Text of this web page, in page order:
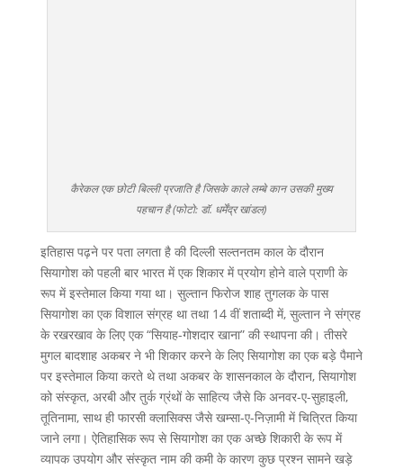
कैरेकल एक छोटी बिल्ली प्रजाति है जिसके काले लम्बे कान उसकी मुख्य
पहचान है (फोटो: डॉ. धर्मेंद्र खांडल)
इतिहास पढ़ने पर पता लगता है की दिल्ली सल्तनतम काल के दौरान
सियागोश को पहली बार भारत में एक शिकार में प्रयोग होने वाले प्राणी के
रूप में इस्तेमाल किया गया था। सुल्तान फिरोज शाह तुगलक के पास
सियागोश का एक विशाल संग्रह था तथा 14 वीं शताब्दी में, सुल्तान ने संग्रह
के रखरखाव के लिए एक “सियाह-गोशदार खाना” की स्थापना की। तीसरे
मुगल बादशाह अकबर ने भी शिकार करने के लिए सियागोश का एक बड़े पैमाने
पर इस्तेमाल किया करते थे तथा अकबर के शासनकाल के दौरान, सियागोश
को संस्कृत, अरबी और तुर्क ग्रंथों के साहित्य जैसे कि अनवर-ए-सुहाइली,
तूतिनामा, साथ ही फारसी क्लासिक्स जैसे खम्सा-ए-निज़ामी में चित्रित किया
जाने लगा। ऐतिहासिक रूप से सियागोश का एक अच्छे शिकारी के रूप में
व्यापक उपयोग और संस्कृत नाम की कमी के कारण कुछ प्रश्न सामने खड़े